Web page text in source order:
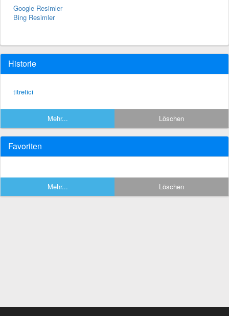
Google Resimler
Bing Resimler
Historie
titretici
Mehr... Löschen
Favoriten
Mehr... Löschen